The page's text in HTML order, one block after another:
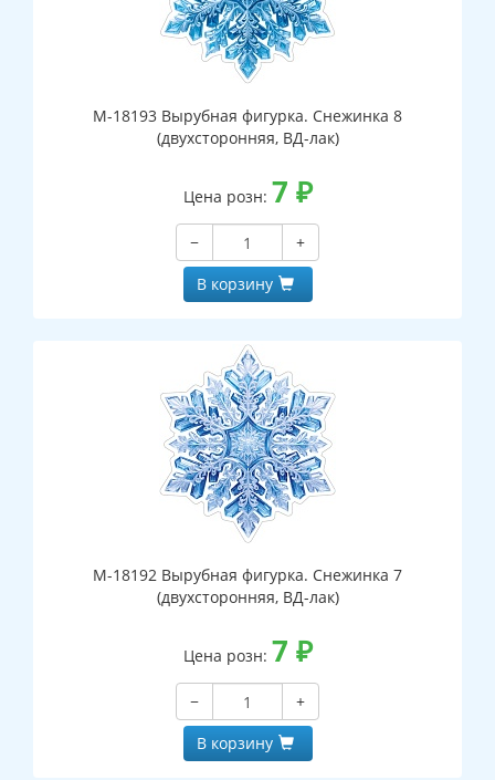
М-18193 Вырубная фигурка. Снежинка 8
(двухсторонняя, ВД-лак)
Цена розн: 7 ₽
−
+
В корзину
М-18192 Вырубная фигурка. Снежинка 7
(двухсторонняя, ВД-лак)
Цена розн: 7 ₽
−
+
В корзину